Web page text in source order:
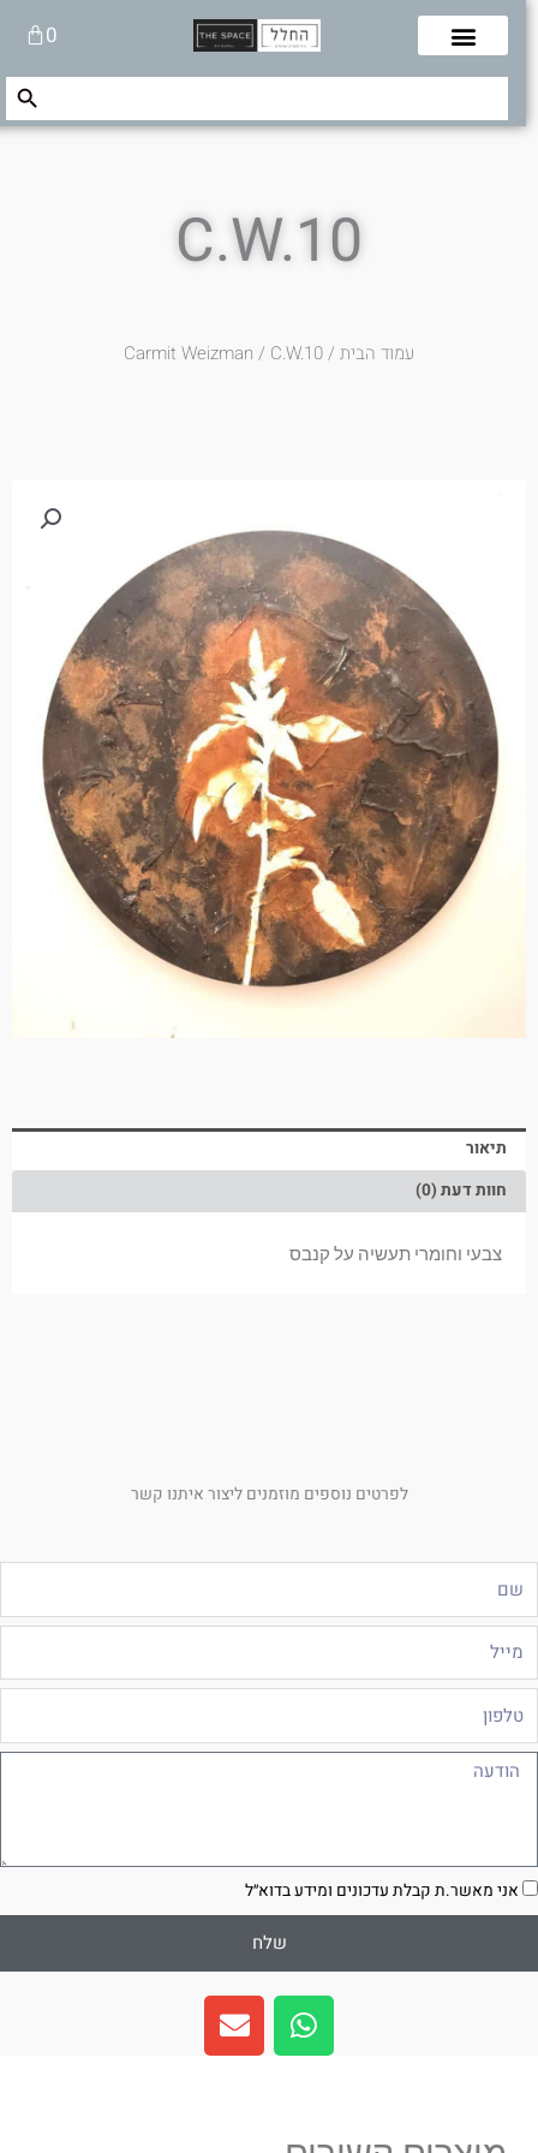
0עגלת
קניות
Search
Search Button
C.W.10
עמוד הבית/
Carmit Weizman/ C.W.10
תיאור
חוות דעת (0)
צבעי וחומרי תעשיה על קנבס
לפרטים נוספים מוזמנים ליצור איתנו קשר
אני מאשר.ת קבלת עדכונים ומידע בדוא״ל
שלח
W
h
a
E
n
v